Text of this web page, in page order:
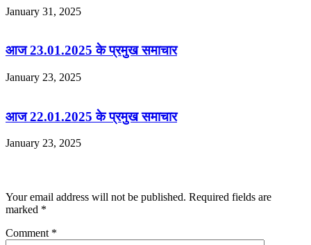
January 31, 2025
आज 23.01.2025 के प्रमुख समाचार
January 23, 2025
आज 22.01.2025 के प्रमुख समाचार
January 23, 2025
Your email address will not be published. Required fields are
marked *
Comment *